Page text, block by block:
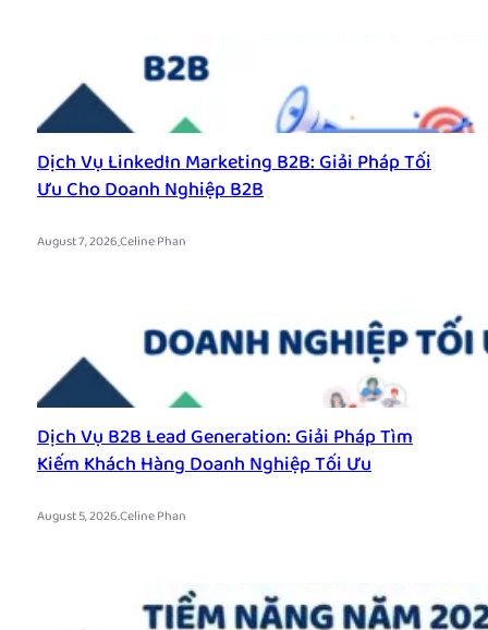
Dịch Vụ LinkedIn Marketing B2B: Giải Pháp Tối
Ưu Cho Doanh Nghiệp B2B
August 7, 2026.Celine Phan
Dịch Vụ B2B Lead Generation: Giải Pháp Tìm
Kiếm Khách Hàng Doanh Nghiệp Tối Ưu
August 5, 2026.Celine Phan